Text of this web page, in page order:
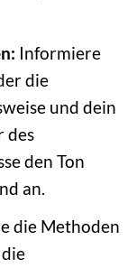
Informiere
die
und dein
des
den Ton
an.
die Methoden